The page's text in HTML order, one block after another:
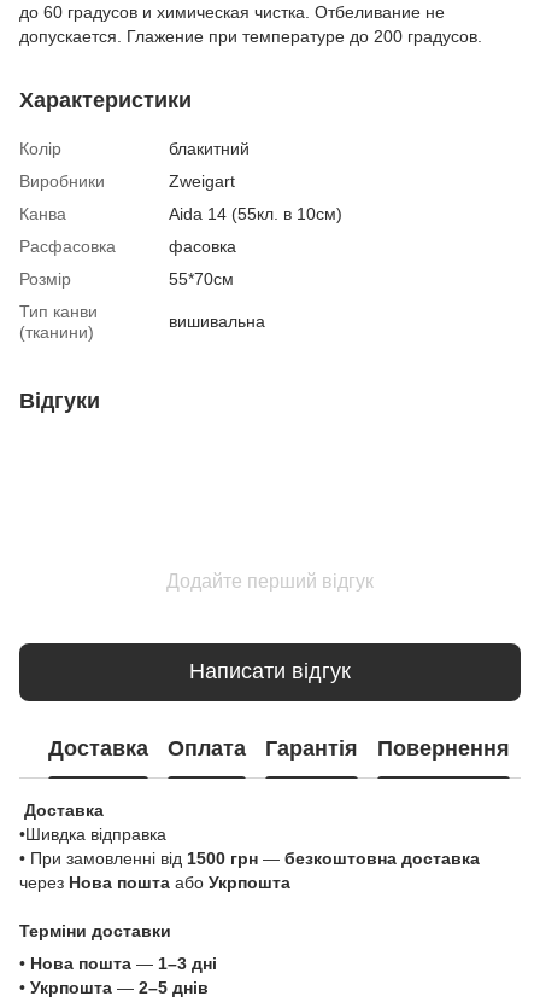
до 60 градусов и химическая чистка. Отбеливание не
допускается. Глажение при температуре до 200 градусов.
Характеристики
Колір
блакитний
Виробники
Zweigart
Канва
Aida 14 (55кл. в 10см)
Расфасовка
фасовка
Розмір
55*70см
Тип канви
(тканини)
вишивальна
Відгуки
Додайте перший відгук
Написати відгук
Доставка Оплата Гарантія Повернення
Доставка
•Шивдка відправка
• При замовленні від 1500 грн — безкоштовна доставка
через Нова пошта або Укрпошта
Терміни доставки
• Нова пошта — 1–3 дні
• Укрпошта — 2–5 днів